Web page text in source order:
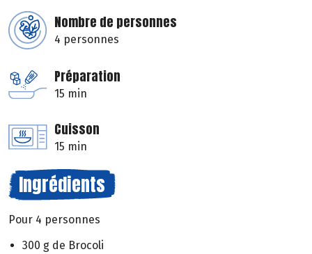
Nombre de personnes
4 personnes
Préparation
15 min
Cuisson
15 min
Ingrédients
Pour 4 personnes
300 g de Brocoli